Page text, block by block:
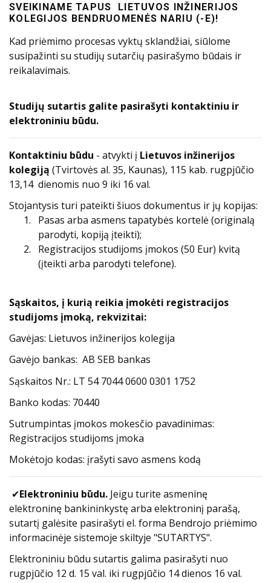
SVEIKINAME TAPUS LIETUVOS INŽINERIJOS
KOLEGIJOS BENDRUOMENĖS NARIU (-E)!
Kad priėmimo procesas vyktų sklandžiai, siūlome
susipažinti su studijų sutarčių pasirašymo būdais ir
reikalavimais.
Studijų sutartis galite pasirašyti kontaktiniu ir
elektroniniu būdu.
Kontaktiniu būdu - atvykti į Lietuvos inžinerijos
kolegiją (Tvirtovės al. 35, Kaunas), 115 kab. rugpjūčio
13,14 dienomis nuo 9 iki 16 val.
Stojantysis turi pateikti šiuos dokumentus ir jų kopijas:
Pasas arba asmens tapatybės kortelė (originalą
parodyti, kopiją įteikti);
Registracijos studijoms įmokos (50 Eur) kvitą
(įteikti arba parodyti telefone).
Sąskaitos, į kurią reikia įmokėti registracijos
studijoms įmoką, rekvizitai:
Gavėjas: Lietuvos inžinerijos kolegija
Gavėjo bankas: AB SEB bankas
Sąskaitos Nr.: LT 54 7044 0600 0301 1752
Banko kodas: 70440
Sutrumpintas įmokos mokesčio pavadinimas:
Registracijos studijoms įmoka
Mokėtojo kodas: įrašyti savo asmens kodą
✔Elektroniniu būdu. Jeigu turite asmeninę
elektroninę bankininkystę arba elektroninį parašą,
sutartį galėsite pasirašyti el. forma Bendrojo priėmimo
informacinėje sistemoje skiltyje "SUTARTYS".
Elektroniniu būdu sutartis galima pasirašyti nuo
rugpjūčio 12 d. 15 val. iki rugpjūčio 14 dienos 16 val.